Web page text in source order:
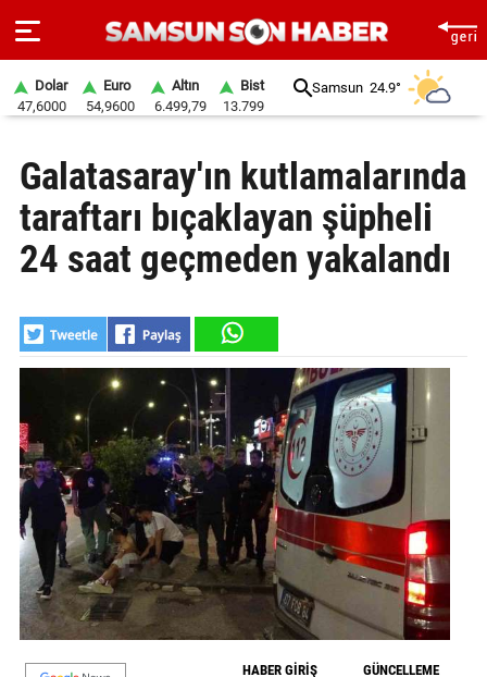
SAYFA
SAMSUN
HABER
GÜNDEM
SİYASET
EKONOMİ
DÜNYA
MAGAZİN
GALERİ
VİDEO
YAZARLAR
Dolar
47,6000
Euro
54,9600
Altın
6.499,79
Bist
13.799
Samsun 24.9°
Galatasaray'ın kutlamalarında
taraftarı bıçaklayan şüpheli
24 saat geçmeden yakalandı
HABER GİRİŞ
GÜNCELLEME